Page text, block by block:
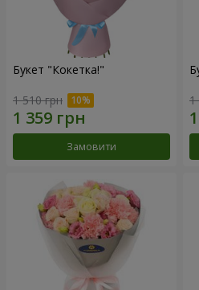
Букет "Кокетка!"
1 510 грн
Замовити
1